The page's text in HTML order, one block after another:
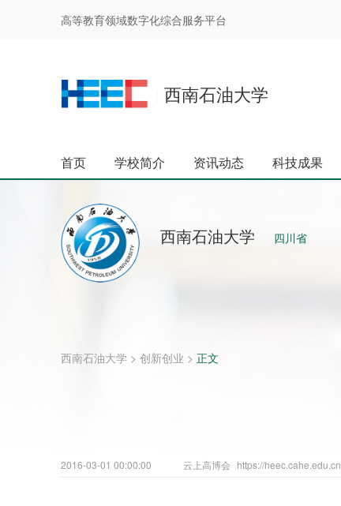
高等教育领域数字化综合服务平台
西南石油大学
首页 学校简介 资讯动态 科技成果
西南石油大学 四川省
西南石油大学 > 创新创业 > 正文
2016-03-01 00:00:00 云上高博会 https://heec.cahe.edu.cn